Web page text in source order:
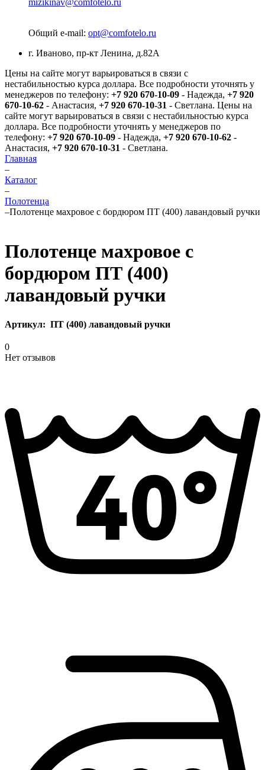
mizikinav@comfotelo.ru
Общий e-mail: opt@comfotelo.ru
г. Иваново, пр-кт Ленина, д.82А
Цены на сайте могут варьироваться в связи с
нестабильностью курса доллара. Все подробности уточнять у
менеджеров по телефону: +7 920 670-10-09 - Надежда, +7 920
670-10-62 - Анастасия, +7 920 670-10-31 - Светлана. Цены на
сайте могут варьироваться в связи с нестабильностью курса
доллара. Все подробности уточнять у менеджеров по
телефону: +7 920 670-10-09 - Надежда, +7 920 670-10-62 -
Анастасия, +7 920 670-10-31 - Светлана.
Главная
–
Каталог
–
Полотенца
–Полотенце махровое с бордюром ПТ (400) лавандовый ручки
Полотенце махровое с
бордюром ПТ (400)
лавандовый ручки
Артикул: ПТ (400) лавандовый ручки
0
Нет отзывов